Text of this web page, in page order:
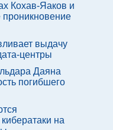
Кохав-Яаков и
выдачу
центры
Даяна
погибшего
на